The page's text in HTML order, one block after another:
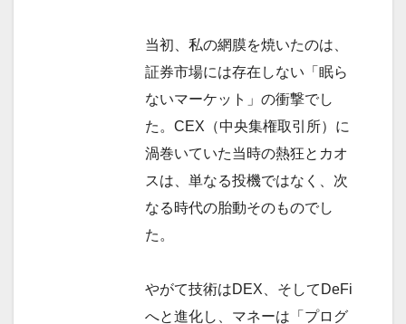
当初、私の網膜を焼いたのは、
証券市場には存在しない「眠ら
ないマーケット」の衝撃でし
た。CEX（中央集権取引所）に
渦巻いていた当時の熱狂とカオ
スは、単なる投機ではなく、次
なる時代の胎動そのものでし
た。
やがて技術はDEX、そしてDeFi
へと進化し、マネーは「プログ